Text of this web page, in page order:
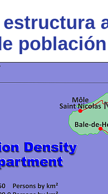
estructura